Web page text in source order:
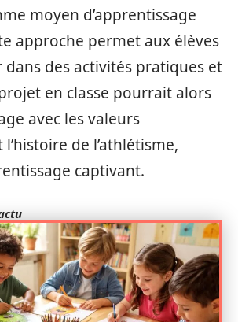
moyen d’apprentissage
approche permet aux élèves
dans des activités pratiques et
en classe pourrait alors
avec les valeurs
de l’athlétisme,
captivant.